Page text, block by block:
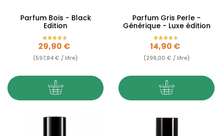
Parfum Bois - Black
Edition
Prix
29,90 €
(597,84 € / litre)
Parfum Gris Perle -
Générique - Luxe édition
Prix
14,90 €
(298,00 € / litre)